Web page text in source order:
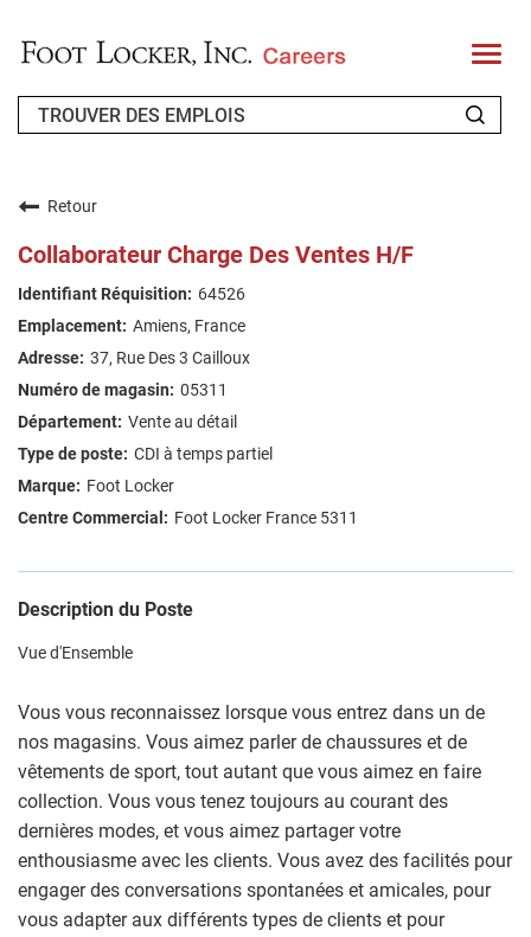
T
o
l
FAQ
RECHERCHE DE TRAVAIL
Retour
Collaborateur Charge Des Ventes H/F
64526
Amiens, France
37, Rue Des 3 Cailloux
05311
Vente au détail
CDI à temps partiel
Foot Locker
Foot Locker France 5311
Description du Poste
Vue d'Ensemble
Vous vous reconnaissez lorsque vous entrez dans un de
nos magasins. Vous aimez parler de chaussures et de
vêtements de sport, tout autant que vous aimez en faire
collection. Vous vous tenez toujours au courant des
dernières modes, et vous aimez partager votre
enthousiasme avec les clients. Vous avez des facilités pour
engager des conversations spontanées et amicales, pour
vous adapter aux différents types de clients et pour